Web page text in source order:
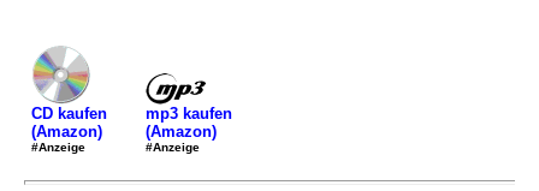
CD kaufen
(Amazon)
#Anzeige
mp3 kaufen
(Amazon)
#Anzeige